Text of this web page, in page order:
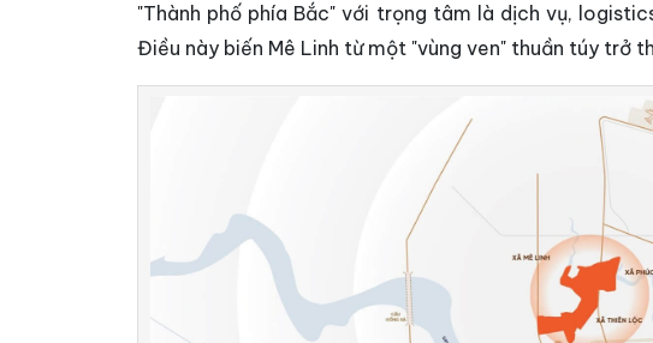
"Thành phố phía Bắc" với trọng tâm là dịch vụ,
Điều này biến Mê Linh từ một "vùng ven" thuần túy trở